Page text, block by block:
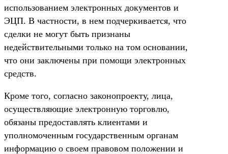
использованием электронных документов и
ЭЦП. В частности, в нем подчеркивается, что
сделки не могут быть признаны
недействительными только на том основании,
что они заключены при помощи электронных
средств.
Кроме того, согласно законопроекту, лица,
осуществляющие электронную торговлю,
обязаны предоставлять клиентами и
уполномоченным государственным органам
информацию о своем правовом положении и